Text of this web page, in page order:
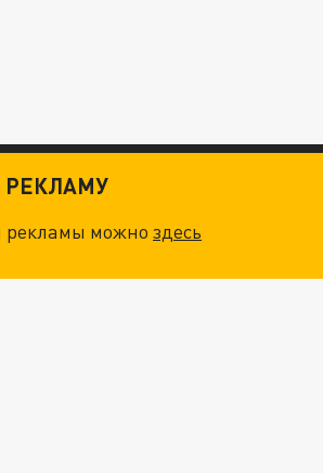
РЕКЛАМУ
рекламы можноздесь